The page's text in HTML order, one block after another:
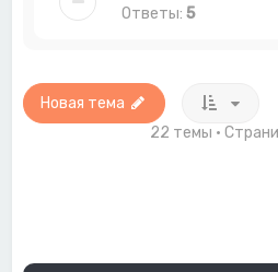
Ответы:5
Новая тема
22 темы •